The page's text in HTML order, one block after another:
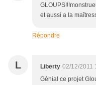
et aussi a la
Répondre
L Liberty 02/12/2011
Génial ce projet